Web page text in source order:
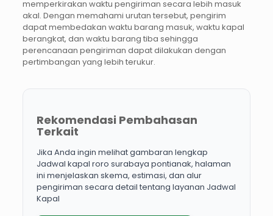
memperkirakan waktu pengiriman secara lebih masuk
akal. Dengan memahami urutan tersebut, pengirim
dapat membedakan waktu barang masuk, waktu kapal
berangkat, dan waktu barang tiba sehingga
perencanaan pengiriman dapat dilakukan dengan
pertimbangan yang lebih terukur.
Rekomendasi Pembahasan
Terkait
Jika Anda ingin melihat gambaran lengkap
Jadwal kapal roro surabaya pontianak, halaman
ini menjelaskan skema, estimasi, dan alur
pengiriman secara detail tentang layanan Jadwal
Kapal